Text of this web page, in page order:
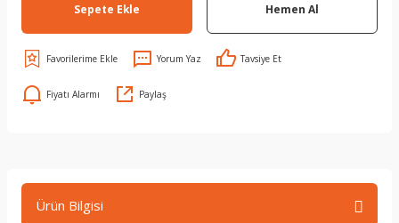
Sepete Ekle Hemen Al
Yorum Yaz Tavsiye Et
Fiyatı Alarmı Paylaş
Ürün Bilgisi